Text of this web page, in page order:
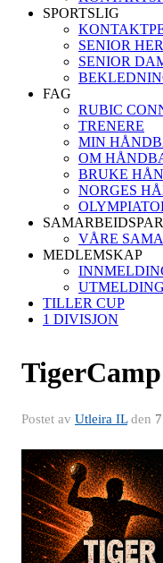
SPORTSLIG
SENIOR
SENIOR
FAG
RUBIC
TRENERE
MIN
OM
BRUKE
NORGES
VÅRE
MEDLEMSKAP
UTMELDING
TILLER CUP
1 DIVISJON
Postet av Utleira ILden